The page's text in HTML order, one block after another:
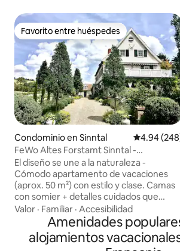
Favorito entre huéspedes
Favorito entre huéspedes
Condominio en Sinntal
4.94
FeWo Altes Forstamt Sinntal -
naturalmente encantador
El diseño se une a la naturaleza -
Cómodo apartamento de vacaciones
(aprox. 50 m²) con estilo y clase. Camas
con somier + detalles cuidados que
proporcionan un gran «clima de
bienestar» Entrada independiente a
del suelo en el exuberante jardín del
estanque con cubierta/pérgola y
Valor · Familiar · Accesibilidad
Amenidades
alojamientos